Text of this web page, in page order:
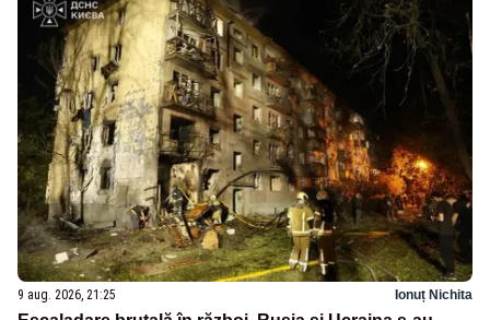
9 aug. 2026, 21:25 Ionuț Nichita